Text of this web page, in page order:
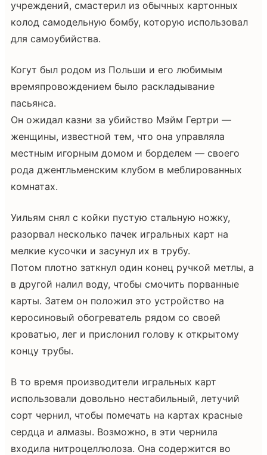
учреждений, смастерил из обычных картонных
колод самодельную бомбу, которую использовал
для самоубийства.
Когут был родом из Польши и его любимым
времяпровождением было раскладывание
пасьянса.
Он ожидал казни за убийство Мэйм Гертри —
женщины, известной тем, что она управляла
местным игорным домом и борделем — своего
рода джентльменским клубом в меблированных
комнатах.
Уильям снял с койки пустую стальную ножку,
разорвал несколько пачек игральных карт на
мелкие кусочки и засунул их в трубу.
Потом плотно заткнул один конец ручкой метлы, а
в другой налил воду, чтобы смочить порванные
карты. Затем он положил это устройство на
керосиновый обогреватель рядом со своей
кроватью, лег и прислонил голову к открытому
концу трубы.
В то время производители игральных карт
использовали довольно нестабильный, летучий
сорт чернил, чтобы помечать на картах красные
сердца и алмазы. Возможно, в эти чернила
входила нитроцеллюлоза. Она содержится во